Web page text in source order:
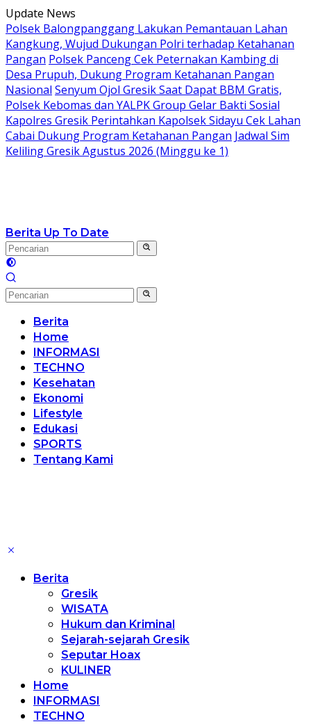
Langsung
ke
konten
Update News
Polsek Balongpanggang Lakukan Pemantauan Lahan
Kangkung, Wujud Dukungan Polri terhadap Ketahanan
Pangan Polsek Panceng Cek Peternakan Kambing di
Desa Prupuh, Dukung Program Ketahanan Pangan
Nasional Senyum Ojol Gresik Saat Dapat BBM Gratis,
Polsek Kebomas dan YALPK Group Gelar Bakti Sosial
Kapolres Gresik Perintahkan Kapolsek Sidayu Cek Lahan
Cabai Dukung Program Ketahanan Pangan Jadwal Sim
Keliling Gresik Agustus 2026 (Minggu ke 1)
Berita Up To Date
Berita
Home
INFORMASI
TECHNO
Kesehatan
Ekonomi
Lifestyle
Edukasi
SPORTS
Tentang Kami
Berita
Gresik
WISATA
Hukum dan Kriminal
Sejarah-sejarah Gresik
Seputar Hoax
KULINER
Home
INFORMASI
TECHNO